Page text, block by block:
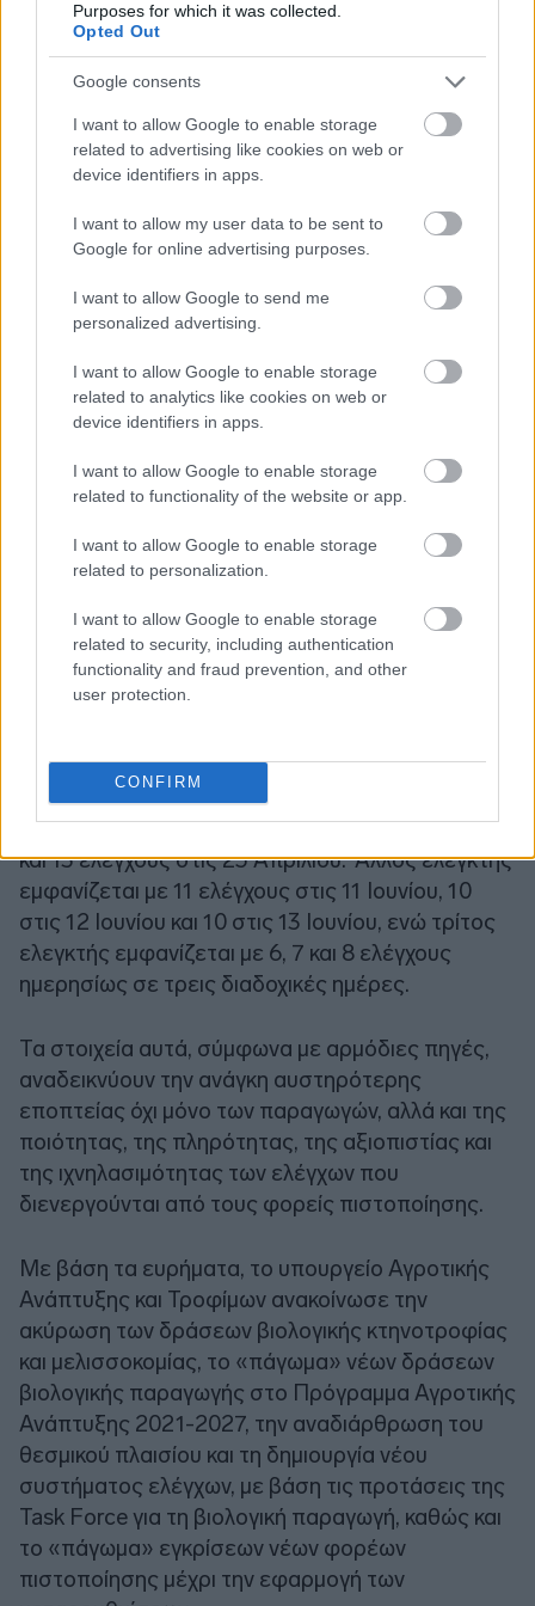
Purposes for which it was collected.
Opted Out
Google consents
I want to allow Google to enable storage
related to advertising like cookies on web or
device identifiers in apps.
I want to allow my user data to be sent to
Google for online advertising purposes.
I want to allow Google to send me
personalized advertising.
I want to allow Google to enable storage
related to analytics like cookies on web or
device identifiers in apps.
I want to allow Google to enable storage
related to functionality of the website or app.
I want to allow Google to enable storage
related to personalization.
I want to allow Google to enable storage
related to security, including authentication
functionality and fraud prevention, and other
user protection.
CONFIRM
πραγματοποιήσει 7 επιτόπιους ελέγχους
παραγωγών στις 22 Απριλίου 2025, 11 ελέγχους
στις 23 Απριλίου, 15 ελέγχους στις 24 Απριλίου
και 13 ελέγχους στις 25 Απριλίου. 'Αλλος ελεγκτής
εμφανίζεται με 11 ελέγχους στις 11 Ιουνίου, 10
στις 12 Ιουνίου και 10 στις 13 Ιουνίου, ενώ τρίτος
ελεγκτής εμφανίζεται με 6, 7 και 8 ελέγχους
ημερησίως σε τρεις διαδοχικές ημέρες.
Τα στοιχεία αυτά, σύμφωνα με αρμόδιες πηγές,
αναδεικνύουν την ανάγκη αυστηρότερης
εποπτείας όχι μόνο των παραγωγών, αλλά και της
ποιότητας, της πληρότητας, της αξιοπιστίας και
της ιχνηλασιμότητας των ελέγχων που
διενεργούνται από τους φορείς πιστοποίησης.
Με βάση τα ευρήματα, το υπουργείο Αγροτικής
Ανάπτυξης και Τροφίμων ανακοίνωσε την
ακύρωση των δράσεων βιολογικής κτηνοτροφίας
και μελισσοκομίας, το «πάγωμα» νέων δράσεων
βιολογικής παραγωγής στο Πρόγραμμα Αγροτικής
Ανάπτυξης 2021-2027, την αναδιάρθρωση του
θεσμικού πλαισίου και τη δημιουργία νέου
συστήματος ελέγχων, με βάση τις προτάσεις της
Task Force για τη βιολογική παραγωγή, καθώς και
το «πάγωμα» εγκρίσεων νέων φορέων
πιστοποίησης μέχρι την εφαρμογή των